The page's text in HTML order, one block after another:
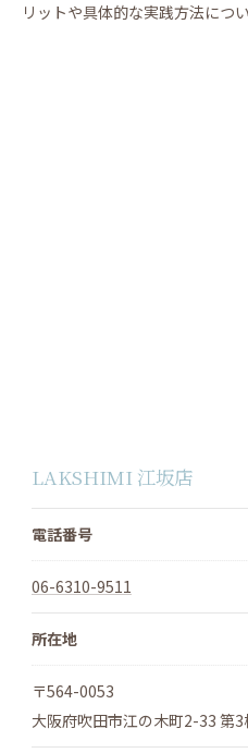
リットや具体的な実践方法につ
LAKSHIMI 江坂店
電話番号
06-6310-9511
所在地
〒564-0053
大阪府吹田市江の木町2-33 第3